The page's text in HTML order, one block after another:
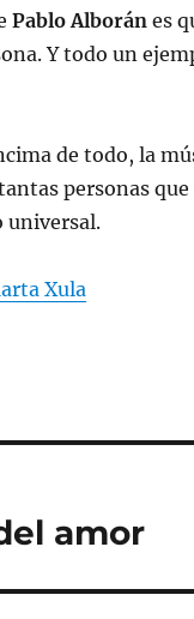
Pablo Alborán es
Y todo un
de todo, la
personas
universal.
Xula
amor